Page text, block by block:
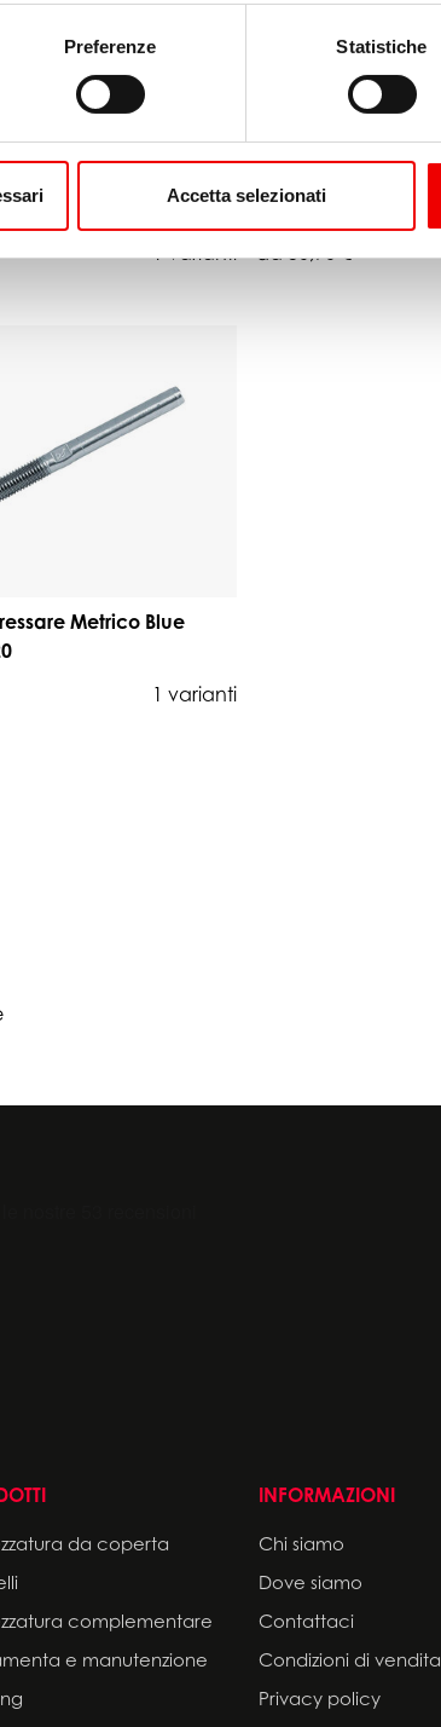
Preferenze Statistiche
Accetta selezionati
1 varianti
Wave Ø7 M14
da 30,90 €
Metrico Blue
1 varianti
da coperta
complementare
e manutenzione
INFORMAZIONI
Chi siamo
Dove siamo
Contattaci
Condizioni di vendita
Privacy policy